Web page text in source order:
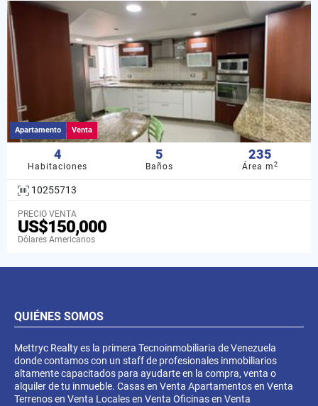
Apartamento Venta
4
Habitaciones
5
Baños
235
Área m2
10255713
PRECIO VENTA
US$150,000
Dólares Americanos
QUIÉNES SOMOS
Mettryc Realty es la primera Tecnoinmobiliaria de Venezuela
donde contamos con un staff de profesionales inmobiliarios
altamente capacitados para ayudarte en la compra, venta o
alquiler de tu inmueble. Casas en Venta Apartamentos en Venta
Terrenos en Venta Locales en Venta Oficinas en Venta